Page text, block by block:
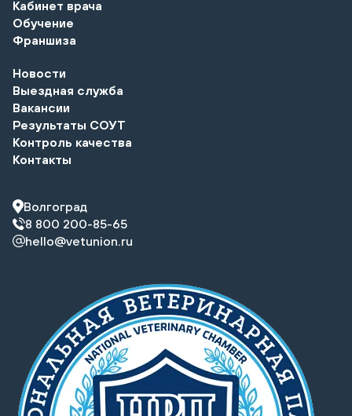
Кабинет врача
Обучение
Франшиза
Новости
Выездная служба
Вакансии
Результаты СОУТ
Контроль качества
Контакты
Волгоград
8 800 200-85-65
hello@vetunion.ru